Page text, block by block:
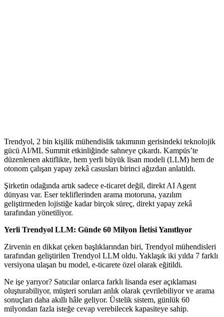
Trendyol, 2 bin kişilik mühendislik takımının gerisindeki teknolojik
gücü AI/ML Summit etkinliğinde sahneye çıkardı. Kampüs’te
düzenlenen aktiflikte, hem yerli büyük lisan modeli (LLM) hem de
otonom çalışan yapay zekâ casusları birinci ağızdan anlatıldı.
Şirketin odağında artık sadece e-ticaret değil, direkt AI Agent
dünyası var. Eser tekliflerinden arama motoruna, yazılım
geliştirmeden lojistiğe kadar birçok süreç, direkt yapay zekâ
tarafından yönetiliyor.
Yerli Trendyol LLM: Günde 60 Milyon İletisi Yanıtlıyor
Zirvenin en dikkat çeken başlıklarından biri, Trendyol mühendisleri
tarafından geliştirilen Trendyol LLM oldu. Yaklaşık iki yılda 7 farklı
versiyona ulaşan bu model, e-ticarete özel olarak eğitildi.
Ne işe yarıyor? Satıcılar onlarca farklı lisanda eser açıklaması
oluşturabiliyor, müşteri soruları anlık olarak çevrilebiliyor ve arama
sonuçları daha akıllı hâle geliyor. Üstelik sistem, günlük 60
milyondan fazla isteğe cevap verebilecek kapasiteye sahip.